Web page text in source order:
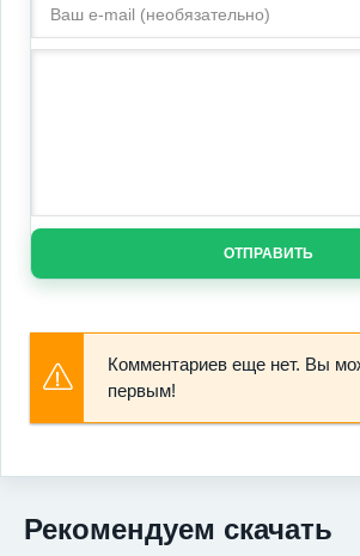
ОТПРАВИТЬ
Комментариев еще нет. Вы
первым!
Рекомендуем скачать